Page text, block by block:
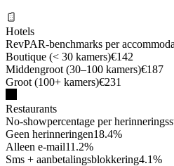
Hotels
RevPAR-benchmarks per
Boutique (< 30 kamers)€142
Middengroot (30–100 kamers)€187
Groot (100+ kamers)€231
Restaurants
No-showpercentage per
Geen herinneringen18.4%
Alleen e-mail11.2%
Sms + aanbetalingsblokkering4.1%